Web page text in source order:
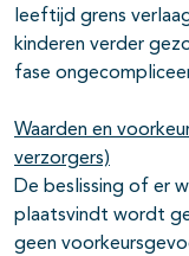
leeftijd grens
kinderen verder
fase
Waarden en
verzorgers)
De beslissing of er
plaatsvindt wordt
geen